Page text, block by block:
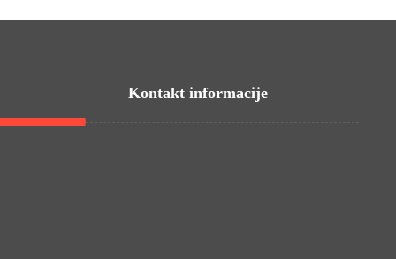
Kontakt informacije